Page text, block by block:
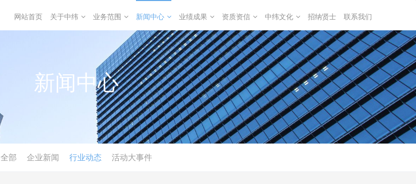
网站首页 关于中纬 业务范围 新闻中心 业绩成果 资质资信 中纬文化 招纳贤士 联系我们
新闻中心
全部 企业新闻 行业动态 活动大事件